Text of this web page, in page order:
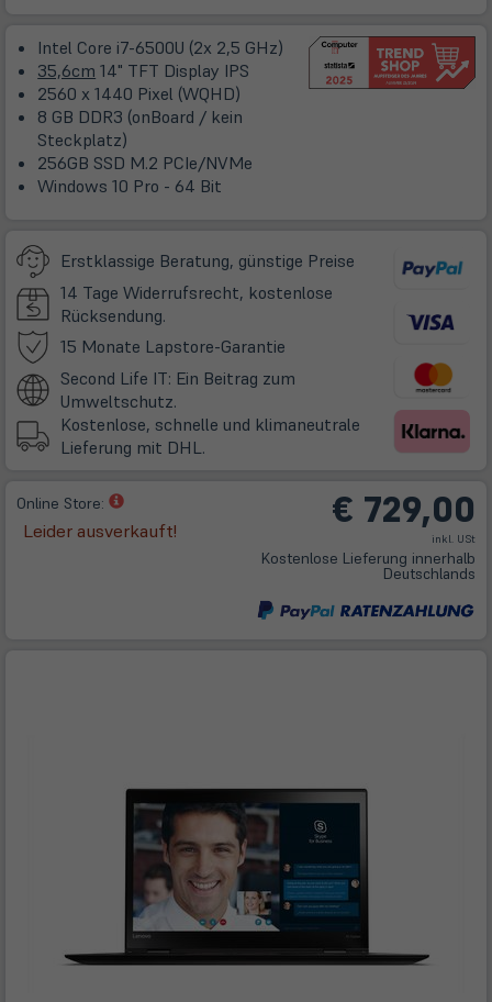
Tab)
Intel Core i7-6500U (2x 2,5 GHz)
35,6cm 14" TFT Display IPS
2560 x 1440 Pixel (WQHD)
8 GB DDR3 (onBoard / kein
Steckplatz)
256GB SSD M.2 PCIe/NVMe
Windows 10 Pro - 64 Bit
Erstklassige Beratung, günstige Preise
14 Tage Widerrufsrecht, kostenlose
Rücksendung.
15 Monate Lapstore-Garantie
neuem
Second Life IT: Ein Beitrag zum
Umweltschutz.
Kostenlose, schnelle und klimaneutrale
Lieferung mit DHL.
Online Store:
(öffnet
in
neuem
Leider ausverkauft! € 729,00
inkl. USt
Kostenlose Lieferung innerhalb
Deutschlands